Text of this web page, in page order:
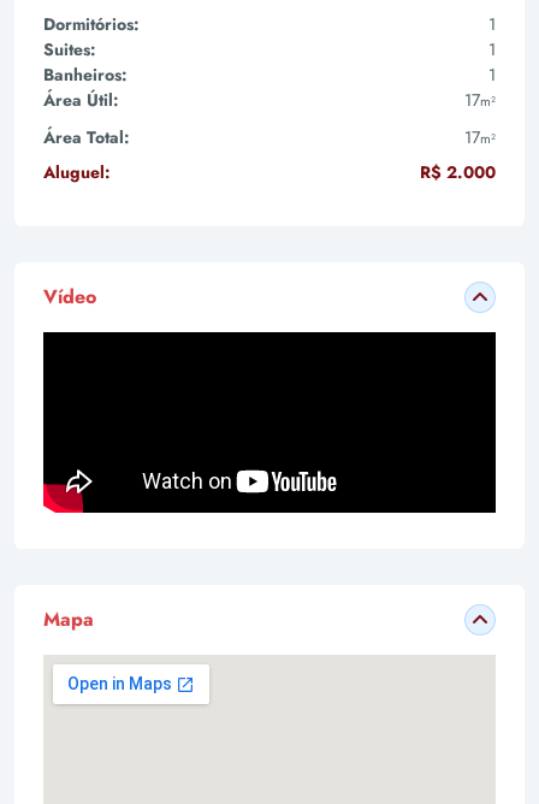
Dormitórios:
1
Suites:
1
Banheiros:
1
Área Útil:
17m²
Área Total: 17m²
Aluguel: R$ 2.000
Vídeo
Mapa